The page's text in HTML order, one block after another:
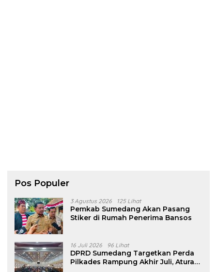
Pos Populer
3 Agustus 2026 125 Lihat
Pemkab Sumedang Akan Pasang
Stiker di Rumah Penerima Bansos
16 Juli 2026 96 Lihat
DPRD Sumedang Targetkan Perda
Pilkades Rampung Akhir Juli, Aturan